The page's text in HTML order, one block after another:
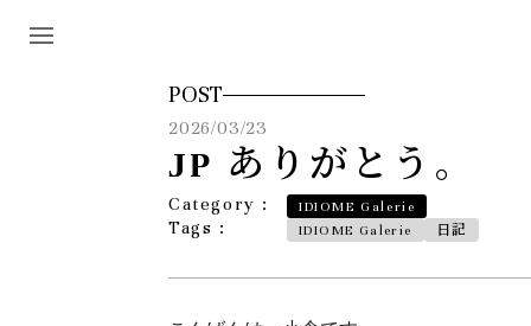
POST
2026/03/23
JP ありがとう。
Category : IDIOME Galerie
Tags : IDIOME Galerie 日記